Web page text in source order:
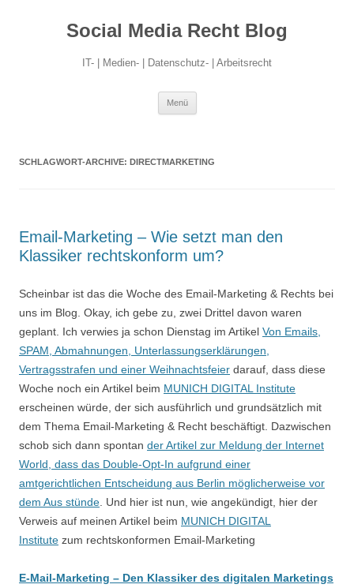
Social Media Recht Blog
IT- | Medien- | Datenschutz- | Arbeitsrecht
Menü
SCHLAGWORT-ARCHIVE: DIRECTMARKETING
Email-Marketing – Wie setzt man den
Klassiker rechtskonform um?
Scheinbar ist das die Woche des Email-Marketing & Rechts bei
uns im Blog. Okay, ich gebe zu, zwei Drittel davon waren
geplant. Ich verwies ja schon Dienstag im Artikel Von Emails,
SPAM, Abmahnungen, Unterlassungserklärungen,
Vertragsstrafen und einer Weihnachtsfeier darauf, dass diese
Woche noch ein Artikel beim MUNICH DIGITAL Institute
erscheinen würde, der sich ausführlich und grundsätzlich mit
dem Thema Email-Marketing & Recht beschäftigt. Dazwischen
schob sich dann spontan der Artikel zur Meldung der Internet
World, dass das Double-Opt-In aufgrund einer
amtgerichtlichen Entscheidung aus Berlin möglicherweise vor
dem Aus stünde . Und hier ist nun, wie angekündigt, hier der
Verweis auf meinen Artikel beim MUNICH DIGITAL
Institute zum rechtskonformen Email-Marketing
E-Mail-Marketing – Den Klassiker des digitalen Marketings